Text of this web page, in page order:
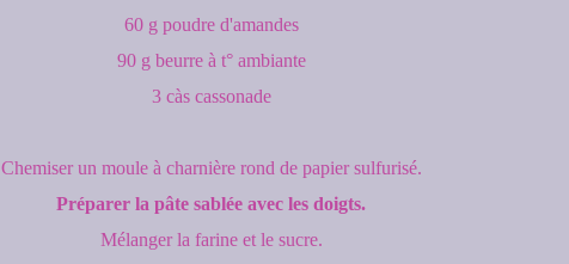
60 g poudre d'amandes
90 g beurre à t° ambiante
3 càs cassonade
Chemiser un moule à charnière rond de papier sulfurisé.
Préparer la pâte sablée avec les doigts.
Mélanger la farine et le sucre.